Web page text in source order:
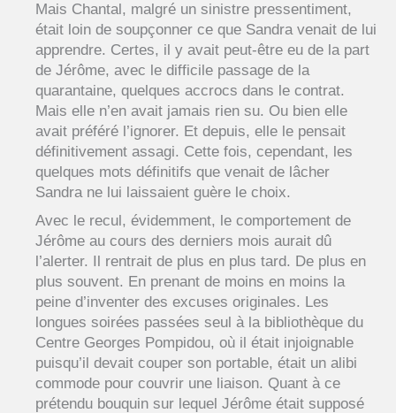
Mais Chantal, malgré un sinistre pressentiment,
était loin de soupçonner ce que Sandra venait de lui
apprendre. Certes, il y avait peut-être eu de la part
de Jérôme, avec le difficile passage de la
quarantaine, quelques accrocs dans le contrat.
Mais elle n’en avait jamais rien su. Ou bien elle
avait préféré l’ignorer. Et depuis, elle le pensait
définitivement assagi. Cette fois, cependant, les
quelques mots définitifs que venait de lâcher
Sandra ne lui laissaient guère le choix.
Avec le recul, évidemment, le comportement de
Jérôme au cours des derniers mois aurait dû
l’alerter. Il rentrait de plus en plus tard. De plus en
plus souvent. En prenant de moins en moins la
peine d’inventer des excuses originales. Les
longues soirées passées seul à la bibliothèque du
Centre Georges Pompidou, où il était injoignable
puisqu’il devait couper son portable, était un alibi
commode pour couvrir une liaison. Quant à ce
prétendu bouquin sur lequel Jérôme était supposé